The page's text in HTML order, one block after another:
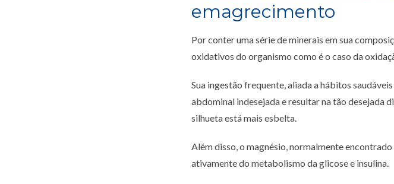
emagrecimento
Por conter uma série de minerais em sua
oxidativos do organismo como é o caso da
Sua ingestão frequente, aliada a hábitos
abdominal indesejada e resultar na tão desejada
silhueta está mais esbelta.
Além disso, o magnésio, normalmente
ativamente do metabolismo da glicose e insulina.